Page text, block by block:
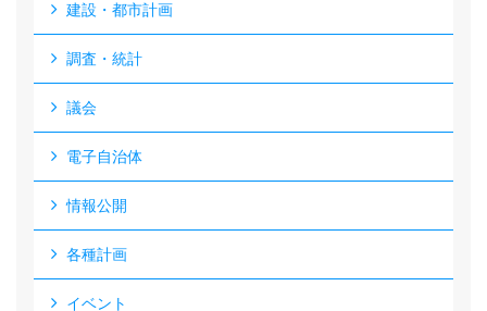
建設・都市計画
調査・統計
議会
電子自治体
情報公開
各種計画
イベント